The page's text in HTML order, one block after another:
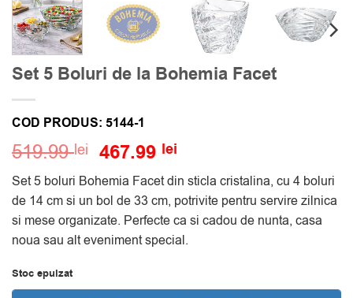
Set 5 Boluri de la Bohemia Facet
COD PRODUS: 5144-1
519.99lei Prețul
inițial
a
fost:
519.99 lei.
467.99 lei
curent
este:
467.99 lei.
Set 5 boluri Bohemia Facet din sticla cristalina, cu 4 boluri
de 14 cm si un bol de 33 cm, potrivite pentru servire zilnica
si mese organizate. Perfecte ca si cadou de nunta, casa
noua sau alt eveniment special.
Stoc epuizat